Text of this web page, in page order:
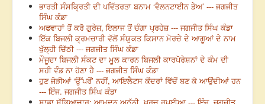
ਭਾਰਤੀ ਸੰਸਕ੍ਰਿਤੀ ਦੀ ਪਵਿੱਤਰਤਾ ਬਨਾਮ ‘ਵੈਲਨਟਾਈਨ ਡੇਅ’ --- ਜਗਜੀਤ
ਸਿੰਘ ਕੰਡਾ
ਅਫਵਾਹਾਂ ਤੋਂ ਕਰੋ ਗੁਰੇਜ਼, ਇਲਾਜ ਤੋਂ ਚੰਗਾ ਪ੍ਰਹੇਜ਼ --- ਜਗਜੀਤ ਸਿੰਘ ਕੰਡਾ
ਇੱਕ ਬਿਜਲੀ ਕ੍ਰਮਚਾਰੀ ਵੱਲੋਂ ਸੰਯੁਕਤ ਕਿਸਾਨ ਮੋਰਚੇ ਦੇ ਆਗੂਆਂ ਦੇ ਨਾਮ
ਖੁੱਲ੍ਹੀ ਚਿੱਠੀ --- ਜਗਜੀਤ ਸਿੰਘ ਕੰਡਾ
ਮੌਜੂਦਾ ਬਿਜਲੀ ਸੰਕਟ ਦਾ ਮੂਲ ਕਾਰਨ ਬਿਜਲੀ ਕਾਰਪੋਰੇਸ਼ਨਾਂ ਦੇ ਕੰਮ ਦੀ
ਸਹੀ ਵੰਡ ਨਾ ਹੋਣਾ ਹੈ --- ਜਗਜੀਤ ਸਿੰਘ ਕੰਡਾ
ਹੁਣ ਜੋੜੀਆਂ ‘ਉੱਪਰੋਂ’ ਨਹੀਂ, ਆਇਲੈਟਸ ਕੇਂਦਰਾਂ ਵਿੱਚੋਂ ਬਣ ਕੇ ਆਉਂਦੀਆਂ ਹਨ
--- ਇੰਜ. ਜਗਜੀਤ ਸਿੰਘ ਕੰਡਾ